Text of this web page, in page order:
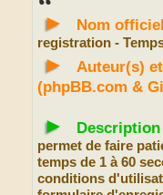
► Nom
registration -
►
Auteur(s)
(phpBB.com &
► Description
permet de faire
temps de 1 à 60
conditions